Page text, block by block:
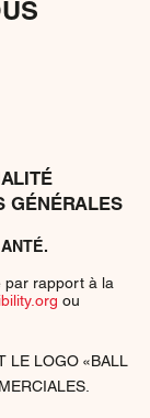
GÉNÉRALES
par rapport à la
ou
LE LOGO «BALL